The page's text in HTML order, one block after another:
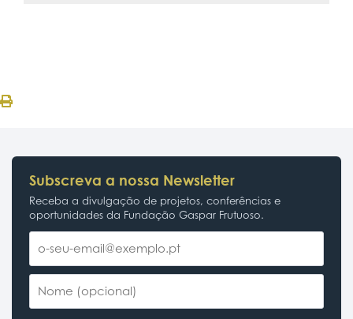
Subscreva a nossa Newsletter
Receba a divulgação de projetos, conferências e
oportunidades da Fundação Gaspar Frutuoso.